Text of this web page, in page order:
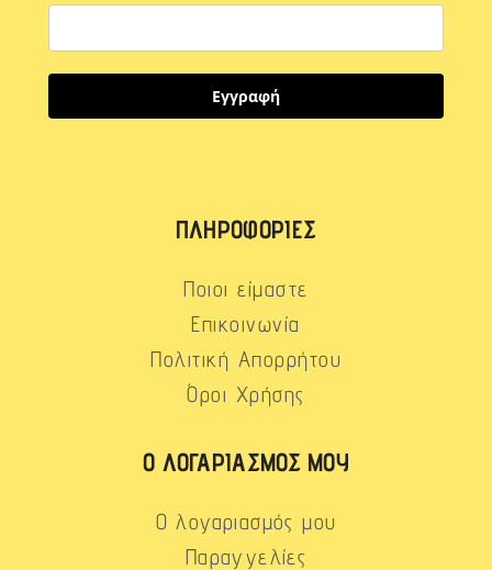
Εγγραφή
ΠΛΗΡΟΦΟΡΊΕΣ
Ποιοι είμαστε
Επικοινωνία
Πολιτική Απορρήτου
Όροι Χρήσης
Ο ΛΟΓΑΡΙΑΣΜΌΣ ΜΟΥ
Ο λογαριασμός μου
Παραγγελίες